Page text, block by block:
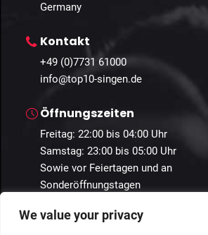
We value your privacy
Germany
Kontakt
+49 (0)7731 61000
info@top10-singen.de
Öffnungszeiten
Freitag: 22:00 bis 04:00 Uhr
Samstag: 23:00 bis 05:00 Uhr
Sowie vor Feiertagen und an
Sonderöffnungstagen